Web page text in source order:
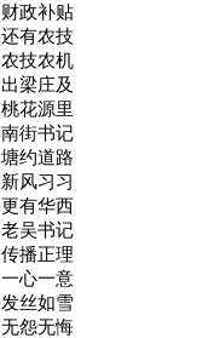
财政补贴
还有农技
农技农机
出梁庄及
桃花源里
南街书记
塘约道路
新风习习
更有华西
老吴书记
传播正理
一心一意
发丝如雪
无怨无悔